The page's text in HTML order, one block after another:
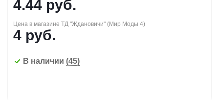
4.44 руб.
Цена в магазине ТД "Ждановичи" (Мир Моды 4)
4 руб.
В наличии (45)